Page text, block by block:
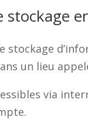
stockage
stockage
un lieu
via